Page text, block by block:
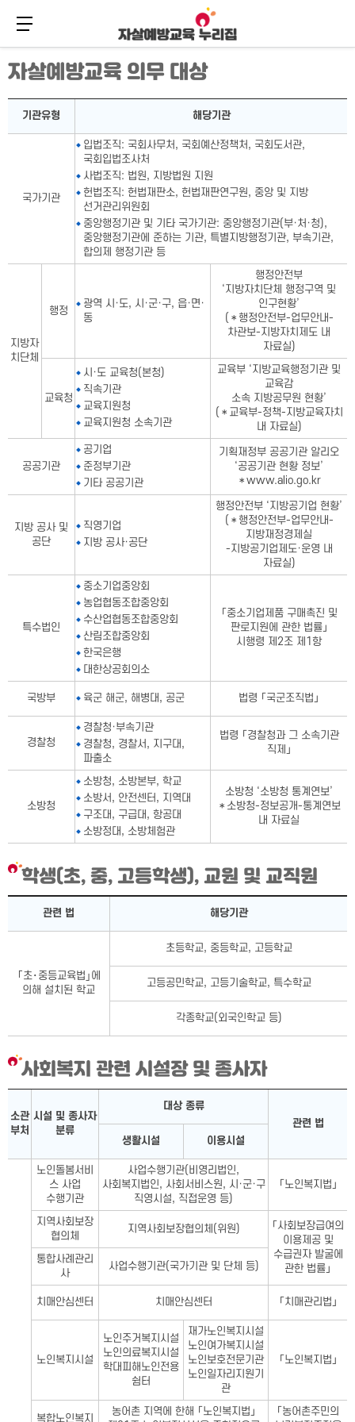
주
메
뉴
바
본
문
바
로
메뉴 버튼
자살예방교육 의무 대상
기관유형 해당기관
국가기관
입법조직: 국회사무처, 국회예산정책처, 국회도서관,
국회입법조사처
사법조직: 법원, 지방법원 지원
헌법조직: 헌법재판소, 헌법재판연구원, 중앙 및 지방
선거관리위원회
중앙행정기관 및 기타 국가기관: 중앙행정기관(부·처·청),
중앙행정기관에 준하는 기관, 특별지방행정기관, 부속기관,
합의제 행정기관 등
지방자
치단체
행정
광역 시·도, 시·군·구, 읍·면·
동
행정안전부
‘지방자치단체 행정구역 및
인구현황’
(＊행정안전부-업무안내-
차관보-지방자치제도 내
자료실)
교육청
시·도 교육청(본청)
직속기관
교육지원청
교육지원청 소속기관
교육부 ‘지방교육행정기관 및
교육감
소속 지방공무원 현황’
(＊교육부-정책-지방교육자치
내 자료실)
공공기관
공기업
준정부기관
기타 공공기관
기획재정부 공공기관 알리오
‘공공기관 현황 정보’
＊www.alio.go.kr
지방 공사 및
공단
직영기업
지방 공사·공단
행정안전부 ‘지방공기업 현황’
(＊행정안전부-업무안내-
지방재정경제실
-지방공기업제도·운영 내
자료실)
특수법인
중소기업중앙회
농업협동조합중앙회
수산업협동조합중앙회
산림조합중앙회
한국은행
대한상공회의소
「중소기업제품 구매촉진 및
판로지원에 관한 법률」
시행령 제2조 제1항
국방부 육군 해군, 해병대, 공군 법령 「국군조직법」
경찰청
경찰청·부속기관
경찰청, 경찰서, 지구대,
파출소
법령 「경찰청과 그 소속기관
직제」
소방청
소방청, 소방본부, 학교
소방서, 안전센터, 지역대
구조대, 구급대, 항공대
소방정대, 소방체험관
소방청 ‘소방청 통계연보’
＊소방청-정보공개-통계연보
내 자료실
학생(초, 중, 고등학생), 교원 및 교직원
관련 법 해당기관
｢초･중등교육법｣에
의해 설치된 학교
초등학교, 중등학교, 고등학교
고등공민학교, 고등기술학교, 특수학교
각종학교(외국인학교 등)
사회복지 관련 시설장 및 종사자
소관
부처
시설 및 종사자
분류
대상 종류
관련 법
생활시설
이용시설
노인돌봄서비
스 사업
수행기관
사업수행기관(비영리법인,
사회복지법인, 사회서비스원, 시·군·구
직영시설, 직접운영 등)
「노인복지법」
지역사회보장
협의체
지역사회보장협의체(위원)
「사회보장급여의
이용제공 및
수급권자 발굴에
관한 법률」
통합사례관리
사
사업수행기관(국가기관 및 단체 등)
치매안심센터 치매안심센터 「치매관리법」
노인복지시설
노인주거복지시설
노인의료복지시설
학대피해노인전용
쉼터
재가노인복지시설
노인여가복지시설
노인보호전문기관
노인일자리지원기
관
「노인복지법」
복합노인복지
농어촌 지역에 한해 「노인복지법」
「농어촌주민의